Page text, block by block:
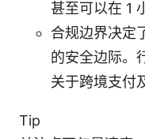
甚至可以在 1
合规边界决定
的安全边际。
关于跨境支付
Tip